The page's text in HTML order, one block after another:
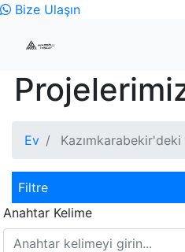
Bize Ulaşın
Ev
Filtre
Anahtar Kelime